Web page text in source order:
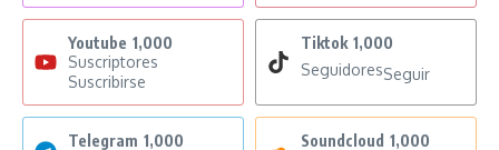
Youtube 1,000
Suscriptores
Suscribirse
Tiktok 1,000
SeguidoresSeguir
Telegram 1,000
Soundcloud 1,000